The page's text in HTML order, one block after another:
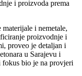
i proizvoda prema
i nemetale,
proizvodnje i
proveo je detaljan i
u Sarajevu i
bio je na provjeri